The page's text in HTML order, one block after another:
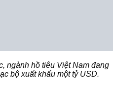
ngành hồ tiêu Việt Nam đang
bộ xuất khẩu một tỷ USD.